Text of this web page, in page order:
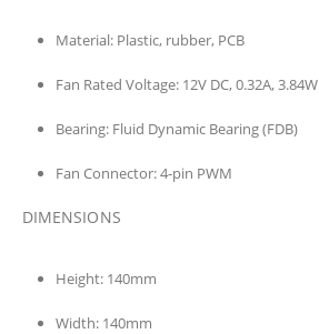
Material: Plastic, rubber, PCB
Fan Rated Voltage: 12V DC, 0.32A, 3.84W
Bearing: Fluid Dynamic Bearing (FDB)
Fan Connector: 4-pin PWM
DIMENSIONS
Height: 140mm
Width: 140mm